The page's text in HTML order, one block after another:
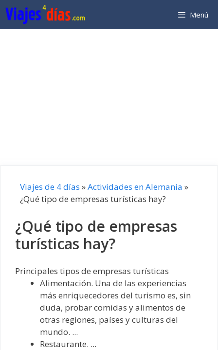
Saltar
al
contenido
Menú
Viajes de 4 días »Actividades en Alemania »
¿Qué tipo de empresas turísticas hay?
¿Qué tipo de empresas
turísticas hay?
Principales tipos de empresas turísticas
Alimentación. Una de las experiencias
más enriquecedores del turismo es, sin
duda, probar comidas y alimentos de
otras regiones, países y culturas del
mundo. ...
Restaurante. ...